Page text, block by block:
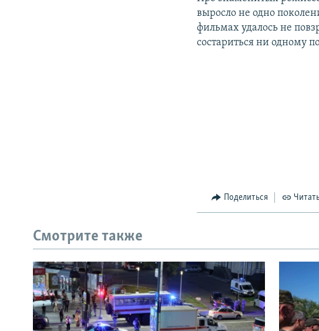
выросло не одно
фильмах удалось не
состариться ни одному
Поделиться
Смотрите также